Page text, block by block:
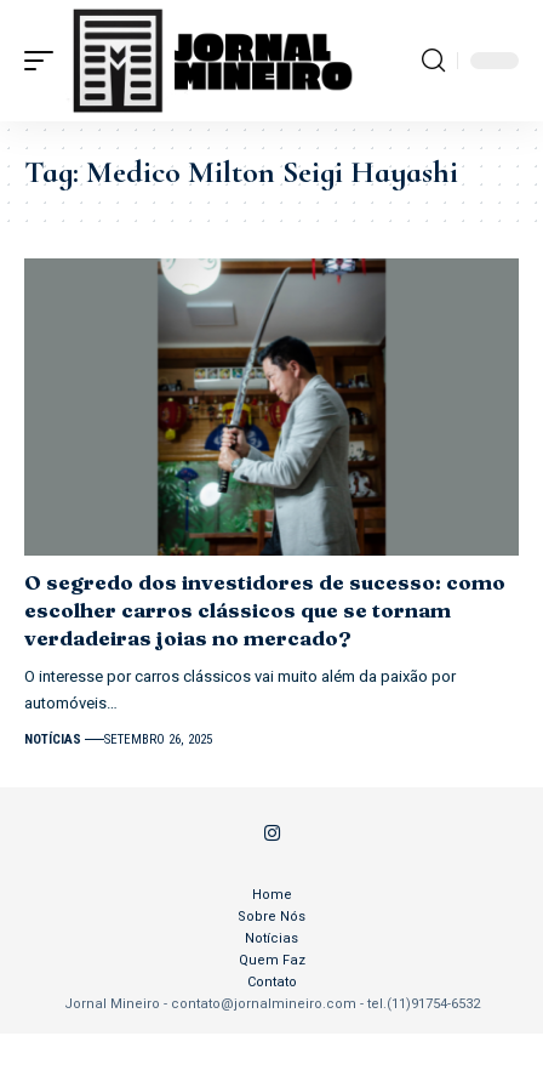
Tag:Medico Milton Seigi Hayashi
O segredo dos investidores de sucesso: como
escolher carros clássicos que se tornam
verdadeiras joias no mercado?
O interesse por carros clássicos vai muito além da paixão por
automóveis…
NOTÍCIAS SETEMBRO 26, 2025
Jornal Mineiro - contato@jornalmineiro.com - tel.(11)91754-6532
Home
Sobre Nós
Notícias
Quem Faz
Contato